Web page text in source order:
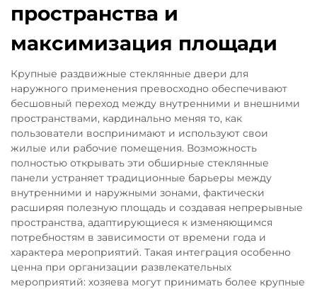
пространства и
максимизация площади
Крупные раздвижные стеклянные двери для
наружного применения превосходно обеспечивают
бесшовный переход между внутренними и внешними
пространствами, кардинально меняя то, как
пользователи воспринимают и используют свои
жилые или рабочие помещения. Возможность
полностью открывать эти обширные стеклянные
панели устраняет традиционные барьеры между
внутренними и наружными зонами, фактически
расширяя полезную площадь и создавая непрерывные
пространства, адаптирующиеся к изменяющимся
потребностям в зависимости от времени года и
характера мероприятий. Такая интеграция особенно
ценна при организации развлекательных
мероприятий: хозяева могут принимать более крупные